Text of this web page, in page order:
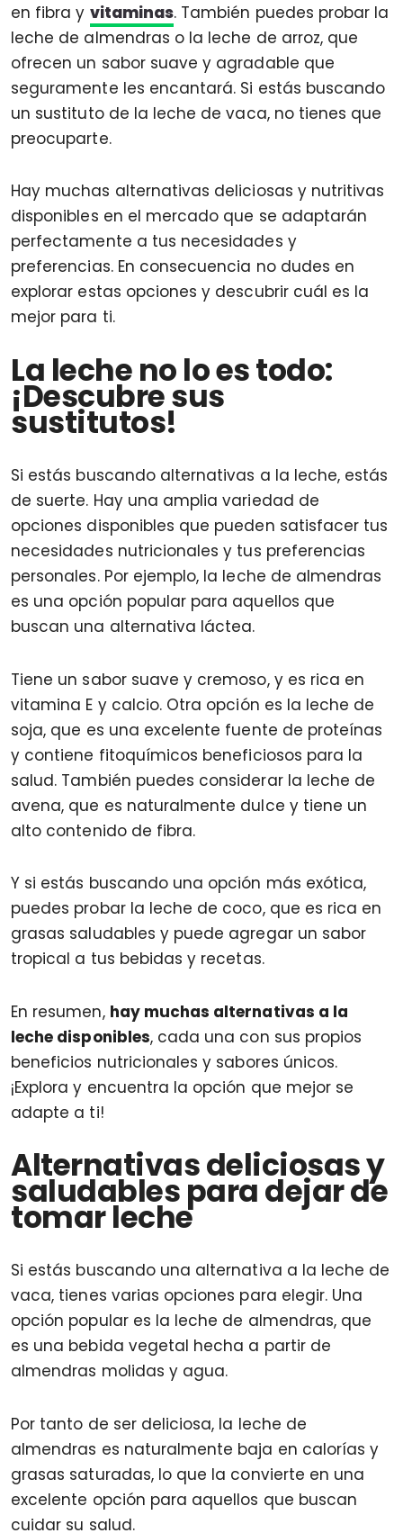
en fibra y vitaminas. También puedes probar la
leche de almendras o la leche de arroz, que
ofrecen un sabor suave y agradable que
seguramente les encantará. Si estás buscando
un sustituto de la leche de vaca, no tienes que
preocuparte.
Hay muchas alternativas deliciosas y nutritivas
disponibles en el mercado que se adaptarán
perfectamente a tus necesidades y
preferencias. En consecuencia no dudes en
explorar estas opciones y descubrir cuál es la
mejor para ti.
La leche no lo es todo:
¡Descubre sus
sustitutos!
Si estás buscando alternativas a la leche, estás
de suerte. Hay una amplia variedad de
opciones disponibles que pueden satisfacer tus
necesidades nutricionales y tus preferencias
personales. Por ejemplo, la leche de almendras
es una opción popular para aquellos que
buscan una alternativa láctea.
Tiene un sabor suave y cremoso, y es rica en
vitamina E y calcio. Otra opción es la leche de
soja, que es una excelente fuente de proteínas
y contiene fitoquímicos beneficiosos para la
salud. También puedes considerar la leche de
avena, que es naturalmente dulce y tiene un
alto contenido de fibra.
Y si estás buscando una opción más exótica,
puedes probar la leche de coco, que es rica en
grasas saludables y puede agregar un sabor
tropical a tus bebidas y recetas.
En resumen, hay muchas alternativas a la
leche disponibles, cada una con sus propios
beneficios nutricionales y sabores únicos.
¡Explora y encuentra la opción que mejor se
adapte a ti!
Alternativas deliciosas y
saludables para dejar de
tomar leche
Si estás buscando una alternativa a la leche de
vaca, tienes varias opciones para elegir. Una
opción popular es la leche de almendras, que
es una bebida vegetal hecha a partir de
almendras molidas y agua.
Por tanto de ser deliciosa, la leche de
almendras es naturalmente baja en calorías y
grasas saturadas, lo que la convierte en una
excelente opción para aquellos que buscan
cuidar su salud.